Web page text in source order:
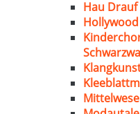
Hau Drauf